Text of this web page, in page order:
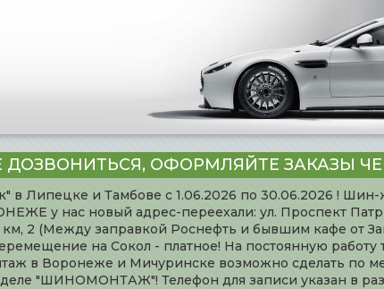
ОФОРМЛЯЙТЕ ЗАКАЗЫ
в Липецке и Тамбове с 1.06.2026 по 30.06.2026 !
у нас новый адрес-переехали: ул. Проспект
2 (Между заправкой Роснефть и бывшим кафе от
на Сокол - платное! На постоянную работу
в Воронеже и Мичуринске возможно сделать по
"ШИНОМОНТАЖ"! Телефон для записи указан в